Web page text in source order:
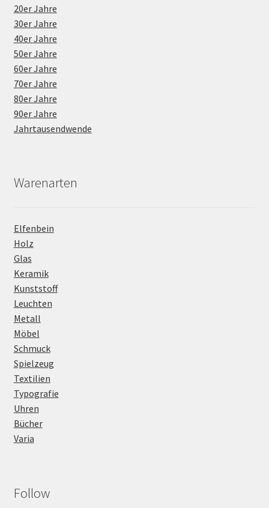
20er Jahre
30er Jahre
40er Jahre
50er Jahre
60er Jahre
70er Jahre
80er Jahre
90er Jahre
Jahrtausendwende
Warenarten
Elfenbein
Holz
Glas
Keramik
Kunststoff
Leuchten
Metall
Möbel
Schmuck
Spielzeug
Textilien
Typografie
Uhren
Bücher
Varia
Follow